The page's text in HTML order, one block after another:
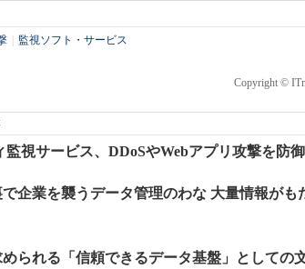
監視ソフト・サービス
Copyright ©
視サービス、DDoSやWebアプリ攻撃を防御